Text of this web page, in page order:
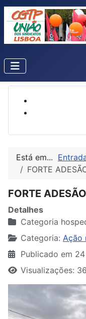
Está em...
FORTE
FORTE
Detalhes
Categoria
Categoria: Ação
Publicado em
Visualizações: